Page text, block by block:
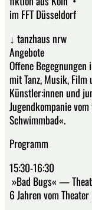
im FFT Düsseldorf
↓ tanzhaus nrw
Angebote
Offene
mit Tanz, Musik,
Künstler:innen und
Jugendkompanie
Schwimmbad«.
Programm
15:30-16:30
»Bad Bugs« —
6 Jahren vom